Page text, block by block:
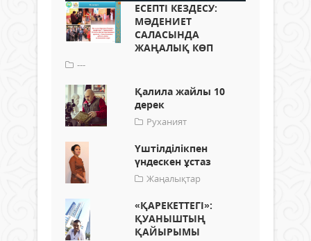
ЕСЕПТІ КЕЗДЕСУ:
МӘДЕНИЕТ
САЛАСЫНДА
ЖАҢАЛЫҚ КӨП
---
Қалила жайлы 10
дерек
Руханият
Үштілділікпен
үндескен ұстаз
Жаңалықтар
«ҚАРЕКЕТТЕГІ»:
ҚУАНЫШТЫҢ
ҚАЙЫРЫМЫ